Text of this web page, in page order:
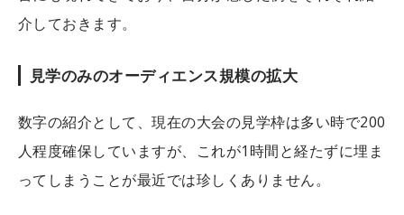
介しておきます。
見学のみのオーディエンス規模の拡大
数字の紹介として、現在の大会の見学枠は多い時で200
人程度確保していますが、これが1時間と経たずに埋ま
ってしまうことが最近では珍しくありません。